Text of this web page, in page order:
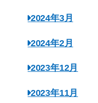
2024年3月
2024年2月
2023年12月
2023年11月